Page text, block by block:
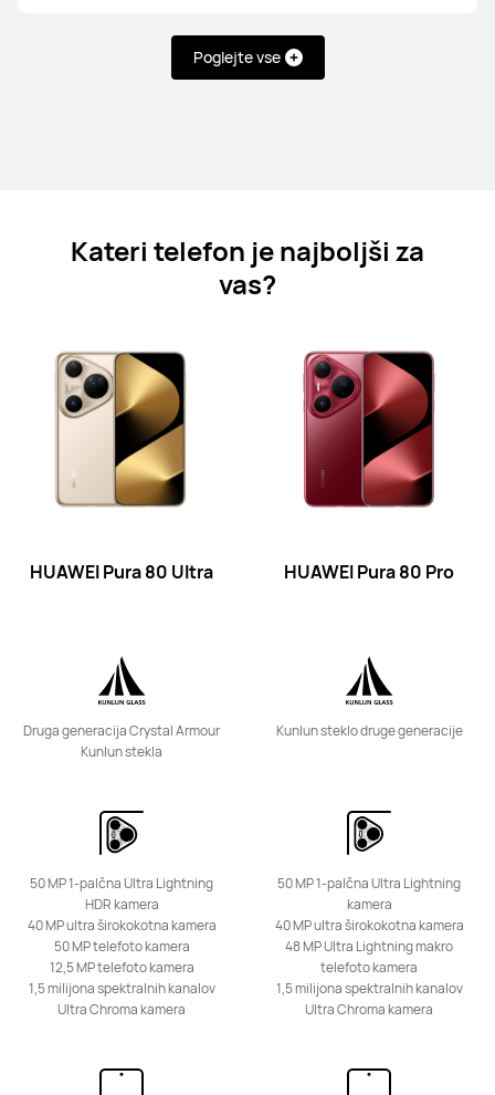
Poglejte vse
Izvedite več
HUAWEI Pura 70 Pro
HUAWEI nova 13
Izvedite več
Kateri telefon je najboljši za
vas?
HUAWEI Pura 80 Ultra
Druga generacija Crystal Armour
Kunlun stekla
50 MP 1-palčna Ultra Lightning
HDR kamera
40 MP ultra širokokotna kamera
50 MP telefoto kamera
12,5 MP telefoto kamera
1,5 milijona spektralnih kanalov
Ultra Chroma kamera
HUAWEI Pura 80 Pro
Kunlun steklo druge generacije
50 MP 1-palčna Ultra Lightning
kamera
40 MP ultra širokokotna kamera
48 MP Ultra Lightning makro
telefoto kamera
1,5 milijona spektralnih kanalov
Ultra Chroma kamera